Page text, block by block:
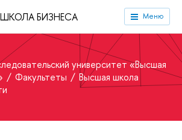
БИЗНЕСА Меню
университет «Высшая
Факультеты
Высшая школа